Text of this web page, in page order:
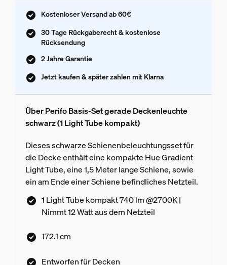
Kostenloser Versand ab 60€
30 Tage Rückgaberecht & kostenlose
Rücksendung
2 Jahre Garantie
Jetzt kaufen & später zahlen mit Klarna
Über Perifo Basis-Set gerade Deckenleuchte
schwarz (1 Light Tube kompakt)
Dieses schwarze Schienenbeleuchtungsset für
die Decke enthält eine kompakte Hue Gradient
Light Tube, eine 1,5 Meter lange Schiene, sowie
ein am Ende einer Schiene befindliches Netzteil.
1 Light Tube kompakt 740 lm @2700K |
Nimmt 12 Watt aus dem Netzteil
172.1 cm
Entworfen für Decken